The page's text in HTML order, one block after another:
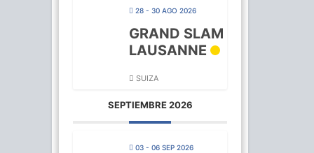
28 - 30 AGO 2026
GRAND SLAM
LAUSANNE
SUIZA
SEPTIEMBRE 2026
03 - 06 SEP 2026